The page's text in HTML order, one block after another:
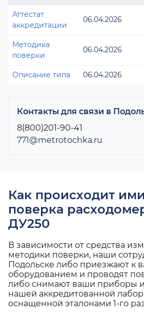
Аттестат
аккредитации
06.04.2026
Методика
поверки
06.04.2026
Описание типа 06.04.2026
Контакты для связи в
8(800)201-90-41
771@metrotochka.ru
Как происходит
поверка
ДУ250
В зависимости от средства
методики поверки, наши
Подольске либо приезжают к
оборудованием и проводят
либо снимают ваши приборы
нашей аккредитованной
оснащенной эталонами 1-го